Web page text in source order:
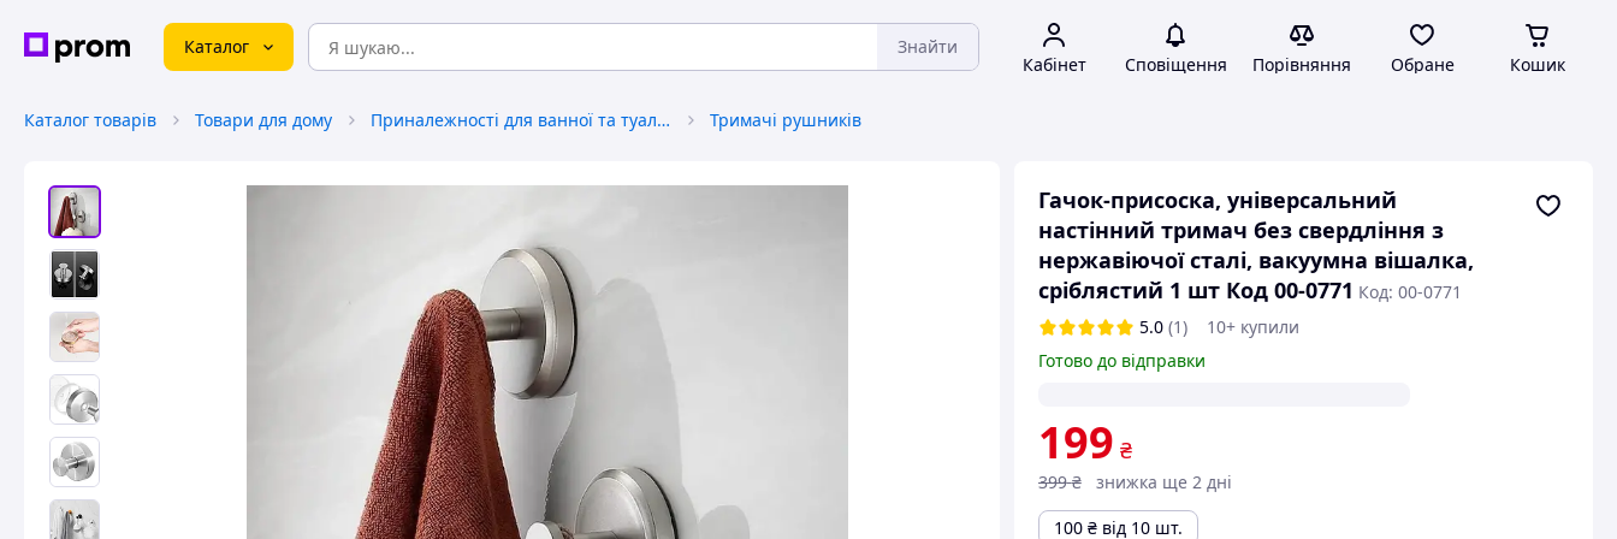
Каталог Знайти
Кабінет Сповіщення Порівняння Обране Кошик
Каталог товарів Товари для дому Приналежності для ванної та туалету Тримачі рушників
Гачок-присоска, універсальний
настінний тримач без свердління з
нержавіючої сталі, вакуумна вішалка,
сріблястий 1 шт Код 00-0771 Код: 00-0771
5.0 (1)
10+ купили
Готово до відправки
199 ₴
399 ₴
знижка ще 2 дні
100 ₴ від 10 шт.